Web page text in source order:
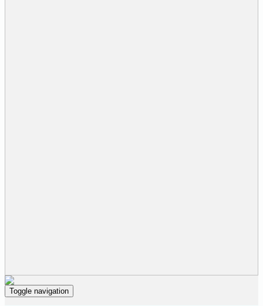
Toggle navigation